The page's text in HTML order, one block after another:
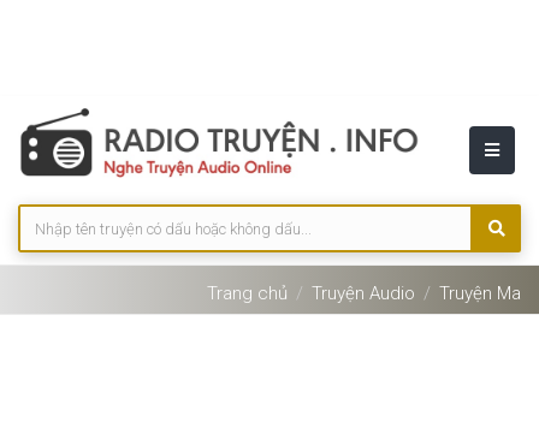
Trang chủ Truyện Audio Truyện Ma